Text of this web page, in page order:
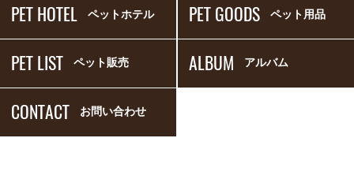
PET HOTEL ペットホテル PET GOODS ペット用品
PET LIST ペット販売 ALBUM アルバム
CONTACT お問い合わせ